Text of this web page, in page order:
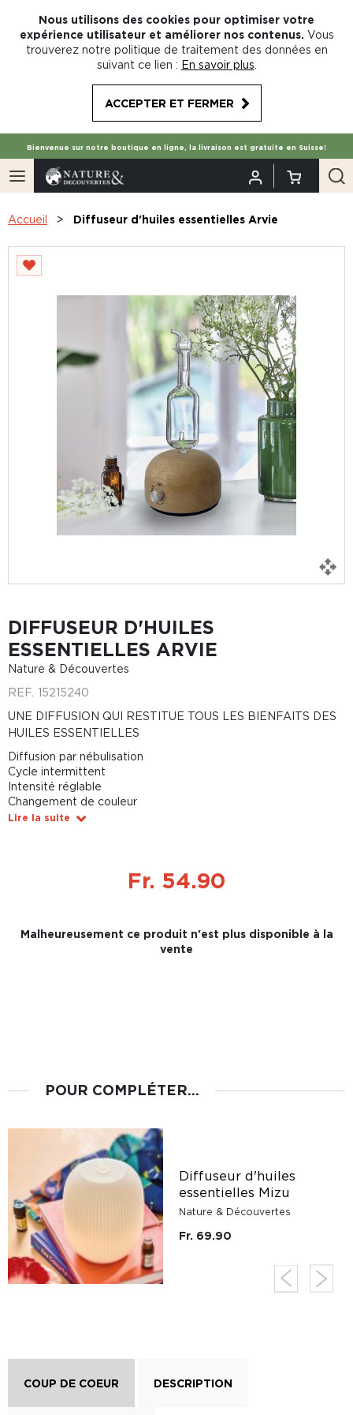
Nous utilisons des cookies pour optimiser votre
expérience utilisateur et améliorer nos contenus. Vous
trouverez notre politique de traitement des données en
suivant ce lien : En savoir plus
ACCEPTER ET FERMER
Bienvenue sur notre boutique en ligne, la livraison est gratuite en Suisse!
Accueil Diffuseur d'huiles essentielles Arvie
DIFFUSEUR D'HUILES
ESSENTIELLES ARVIE
Nature & Découvertes
REF. 15215240
UNE DIFFUSION QUI RESTITUE TOUS LES BIENFAITS DES
HUILES ESSENTIELLES
Diffusion par nébulisation
Cycle intermittent
Intensité réglable
Changement de couleur
Lire la suite
Fr. 54.90
Malheureusement ce produit n'est plus disponible à la
vente
POUR COMPLÉTER...
Diffuseur d'huiles
essentielles Mizu
Nature & Découvertes
Fr. 69.90
COUP DE COEUR DESCRIPTION